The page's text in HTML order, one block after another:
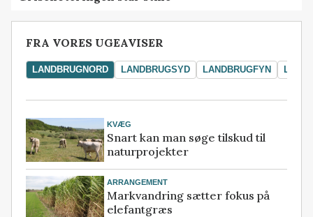
FRA VORES UGEAVISER
LANDBRUGNORD LANDBRUGSYD LANDBRUGFYN
KVÆG
Snart kan man søge tilskud til
naturprojekter
ARRANGEMENT
Markvandring sætter fokus på
elefantgræs